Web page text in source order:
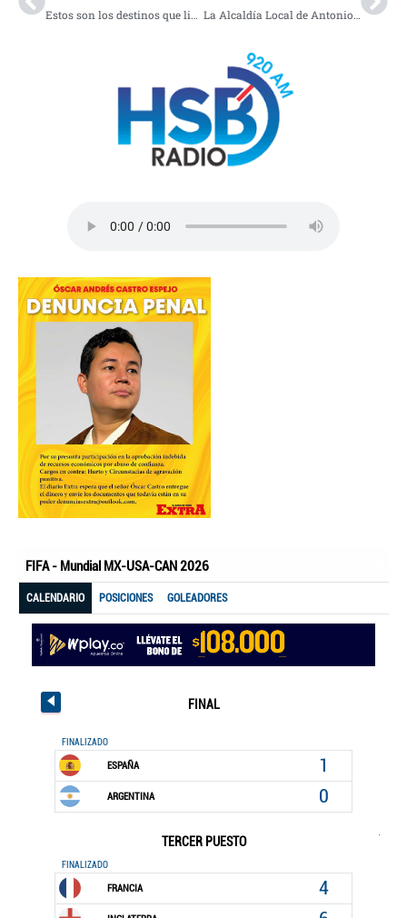
Estos son los destinos que lideran las preferencias de los colombianos para mitad de año La Alcaldía Local de Antonio Nariño anunció el fortalecimiento de las estrategias de protección y bienestar animal en diferentes sectores de la localidad, mediante jornadas de atención veterinaria, vacunación y campañas de sensibilización dirigidas a la comunidad.